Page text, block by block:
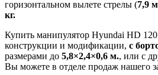
горизонтальном вылете стрелы (7,9
кг.
Купить манипулятор Hyundai HD 120
конструкции и модификации, с
размерами до 5,8×2,4×0,6 м., или с
Вы можете в отделе продаж нашего